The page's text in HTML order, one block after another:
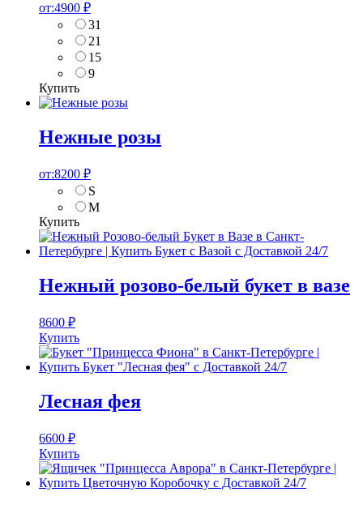
от:4900 ₽
31
21
15
9
Купить
Нежные розы
от:8200 ₽
S
M
Купить
Нежный розово-белый букет в вазе
8600 ₽
Купить
Лесная фея
6600 ₽
Купить